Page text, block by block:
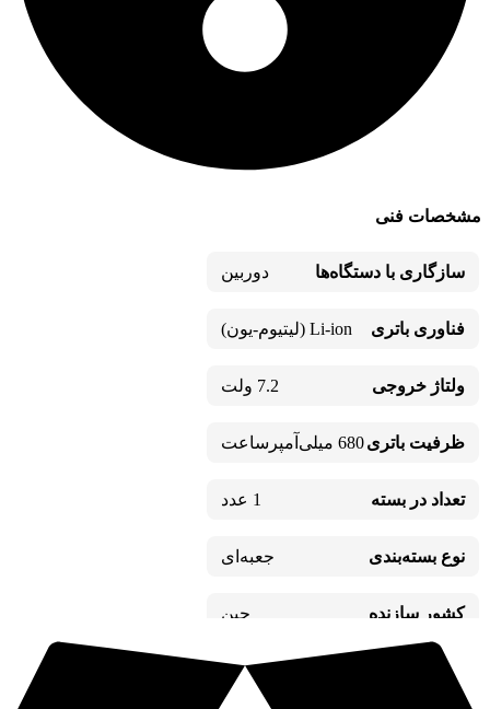
مشخصات فنی
سازگاری با دستگاه‌ها دوربین
فناوری باتری Li-ion (لیتیوم-یون)
ولتاژ خروجی 7.2 ولت
ظرفیت باتری680 میلی‌آمپرساعت
تعداد در بسته 1 عدد
نوع بسته‌بندی جعبه‌ای
کشور سازنده چین